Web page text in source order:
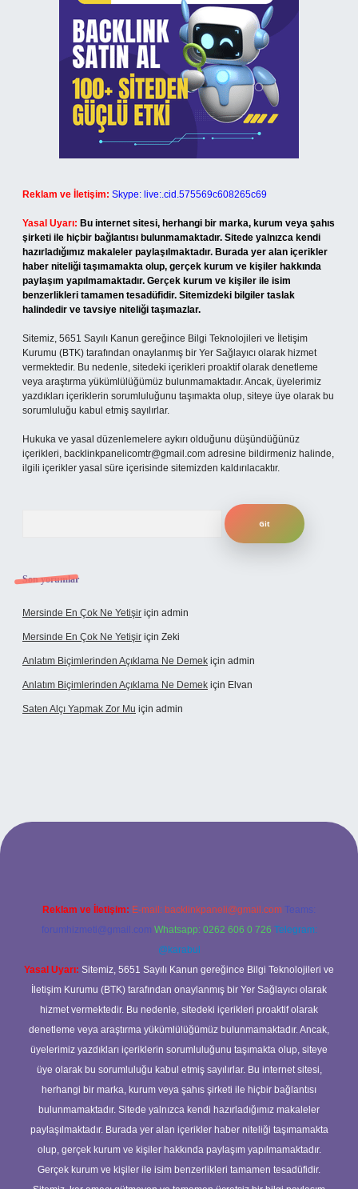
Reklam ve İletişim: Skype: live:.cid.575569c608265c69
Yasal Uyarı: Bu internet sitesi, herhangi bir marka, kurum veya şahıs
şirketi ile hiçbir bağlantısı bulunmamaktadır. Sitede yalnızca kendi
hazırladığımız makaleler paylaşılmaktadır. Burada yer alan içerikler
haber niteliği taşımamakta olup, gerçek kurum ve kişiler hakkında
paylaşım yapılmamaktadır. Gerçek kurum ve kişiler ile isim
benzerlikleri tamamen tesadüfidir. Sitemizdeki bilgiler taslak
halindedir ve tavsiye niteliği taşımazlar.
Sitemiz, 5651 Sayılı Kanun gereğince Bilgi Teknolojileri ve İletişim
Kurumu (BTK) tarafından onaylanmış bir Yer Sağlayıcı olarak hizmet
vermektedir. Bu nedenle, sitedeki içerikleri proaktif olarak denetleme
veya araştırma yükümlülüğümüz bulunmamaktadır. Ancak, üyelerimiz
yazdıkları içeriklerin sorumluluğunu taşımakta olup, siteye üye olarak bu
sorumluluğu kabul etmiş sayılırlar.
Hukuka ve yasal düzenlemelere aykırı olduğunu düşündüğünüz
içerikleri, backlinkpanelicomtr@gmail.com adresine bildirmeniz halinde,
ilgili içerikler yasal süre içerisinde sitemizden kaldırılacaktır.
Son yorumlar
Mersinde En Çok Ne Yetişir için admin
Mersinde En Çok Ne Yetişir için Zeki
Anlatım Biçimlerinden Açıklama Ne Demek için admin
Anlatım Biçimlerinden Açıklama Ne Demek için Elvan
Saten Alçı Yapmak Zor Mu için admin
www.hiltonbetx.org/
Reklam ve İletişim: E-mail: backlinkpaneli@gmail.com Teams:
forumhizmeti@gmail.com Whatsapp: 0262 606 0 726 Telegram:
@karabul
Yasal Uyarı: Sitemiz, 5651 Sayılı Kanun gereğince Bilgi Teknolojileri ve
İletişim Kurumu (BTK) tarafından onaylanmış bir Yer Sağlayıcı olarak
hizmet vermektedir. Bu nedenle, sitedeki içerikleri proaktif olarak
denetleme veya araştırma yükümlülüğümüz bulunmamaktadır. Ancak,
üyelerimiz yazdıkları içeriklerin sorumluluğunu taşımakta olup, siteye
üye olarak bu sorumluluğu kabul etmiş sayılırlar. Bu internet sitesi,
herhangi bir marka, kurum veya şahıs şirketi ile hiçbir bağlantısı
bulunmamaktadır. Sitede yalnızca kendi hazırladığımız makaleler
paylaşılmaktadır. Burada yer alan içerikler haber niteliği taşımamakta
olup, gerçek kurum ve kişiler hakkında paylaşım yapılmamaktadır.
Gerçek kurum ve kişiler ile isim benzerlikleri tamamen tesadüfidir.